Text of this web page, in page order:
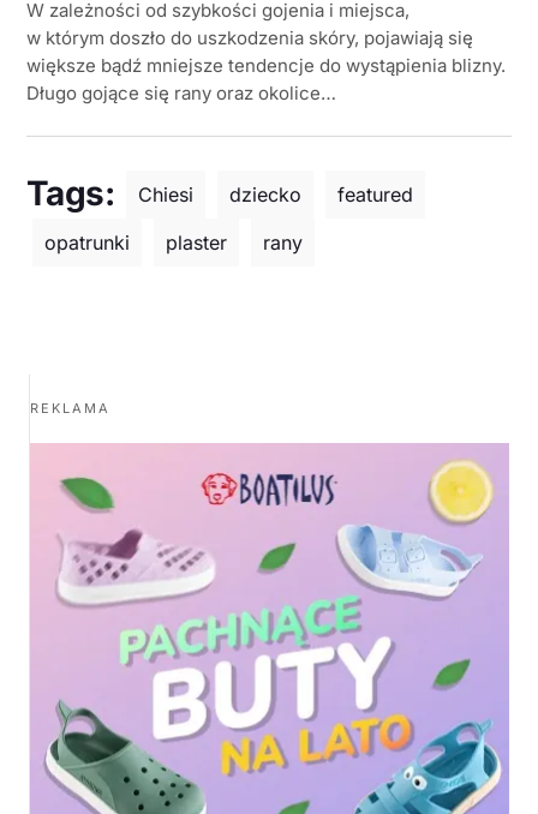
W zależności od szybkości gojenia i miejsca,
w którym doszło do uszkodzenia skóry, pojawiają się
większe bądź mniejsze tendencje do wystąpienia blizny.
Długo gojące się rany oraz okolice…
Tags: Chiesi dziecko
featured
opatrunki
plaster rany
REKLAMA